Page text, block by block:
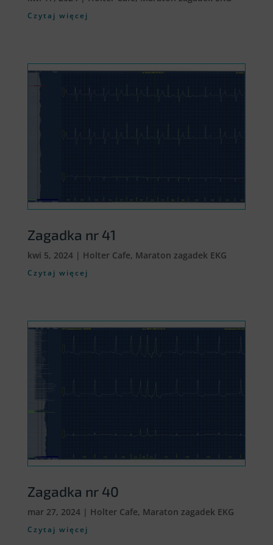
Czytaj więcej
Zagadka nr 41
kwi 5, 2024| Holter Cafe, Maraton zagadek EKG
Czytaj więcej
Zagadka nr 40
mar 27, 2024| Holter Cafe, Maraton zagadek EKG
Czytaj więcej